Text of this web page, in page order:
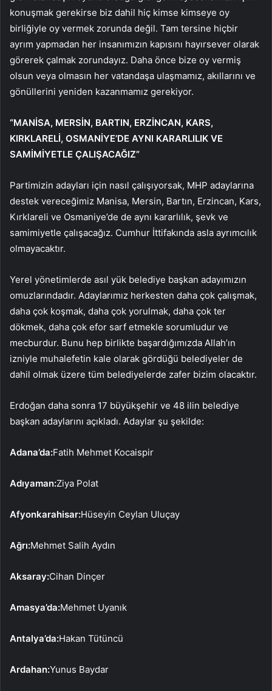
konuşmak gerekirse biz dahil hiç kimse kimseye oy
birliğiyle oy vermek zorunda değil. Tam tersine hiçbir
ayrım yapmadan her insanımızın kapısını hayırsever olarak
görerek çalmak zorundayız. Daha önce bize oy vermiş
olsun veya olmasın her vatandaşa ulaşmamız, akıllarını ve
gönüllerini yeniden kazanmamız gerekiyor.
“MANİSA, MERSİN, BARTIN, ERZİNCAN, KARS,
KIRKLARELİ, OSMANİYE’DE AYNI KARARLILIK VE
SAMİMİYETLE ÇALIŞACAĞIZ”
Partimizin adayları için nasıl çalışıyorsak, MHP adaylarına
destek vereceğimiz Manisa, Mersin, Bartın, Erzincan, Kars,
Kırklareli ve Osmaniye’de de aynı kararlılık, şevk ve
samimiyetle çalışacağız. Cumhur İttifakında asla ayrımcılık
olmayacaktır.
Yerel yönetimlerde asıl yük belediye başkan adayımızın
omuzlarındadır. Adaylarımız herkesten daha çok çalışmak,
daha çok koşmak, daha çok yorulmak, daha çok ter
dökmek, daha çok efor sarf etmekle sorumludur ve
mecburdur. Bunu hep birlikte başardığımızda Allah’ın
izniyle muhalefetin kale olarak gördüğü belediyeler de
dahil olmak üzere tüm belediyelerde zafer bizim olacaktır.
Erdoğan daha sonra 17 büyükşehir ve 48 ilin belediye
başkan adaylarını açıkladı. Adaylar şu şekilde:
Adana’da:Fatih Mehmet Kocaispir
Adıyaman:Ziya Polat
Afyonkarahisar:Hüseyin Ceylan Uluçay
Ağrı:Mehmet Salih Aydın
Aksaray:Cihan Dinçer
Amasya’da:Mehmet Uyanık
Antalya’da:Hakan Tütüncü
Ardahan:Yunus Baydar